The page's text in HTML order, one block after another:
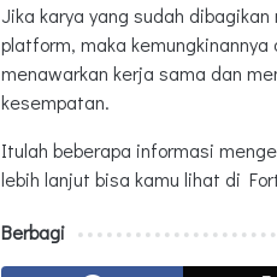
Jika karya yang sudah
platform, maka
menawarkan kerja sama dan
kesempatan.
Itulah beberapa informasi
lebih lanjut bisa kamu lihat di
Berbagi